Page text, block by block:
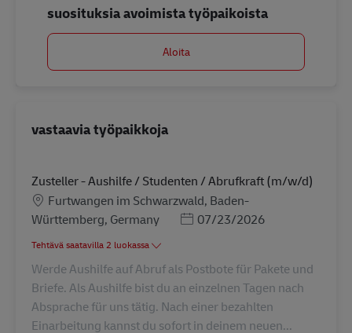
suosituksia avoimista työpaikoista
Aloita
vastaavia työpaikkoja
Zusteller - Aushilfe / Studenten / Abrufkraft (m/w/d)
SijaintiFurtwangen im Schwarzwald, Baden-
Württemberg, Germany
Posted Date
07/23/2026
Tehtävä saatavilla 2 luokassa
Werde Aushilfe auf Abruf als Postbote für Pakete und
Briefe. Als Aushilfe bist du an einzelnen Tagen nach
Absprache für uns tätig. Nach einer bezahlten
Einarbeitung kannst du sofort in deinem neuen...